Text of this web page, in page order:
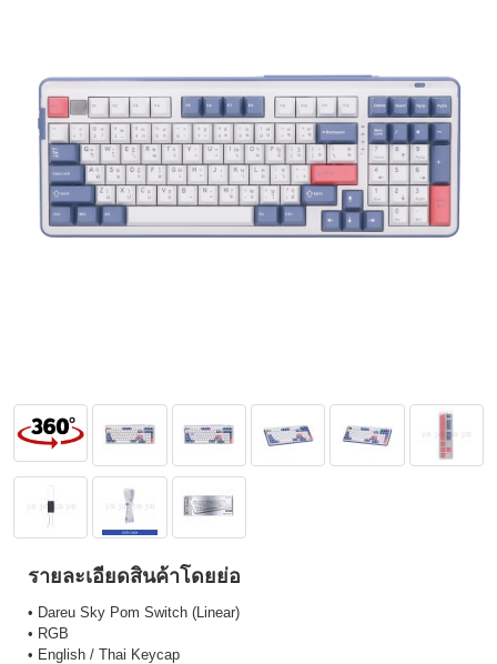
รายละเอียดสินค้าโดยย่อ
• Dareu Sky Pom Switch (Linear)
• RGB
• English / Thai Keycap